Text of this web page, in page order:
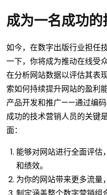
成为一名成功
如今，在数字出版行业担任
一下，你将成为推动在线受
在分析网站数据以评估其表
索如何持续提升网站的盈利
产品开发和推广——通过编
成功的技术营销人员的关键
面：
能够对网站进行全面评估
和绩效。
为你的网站带来更多流量